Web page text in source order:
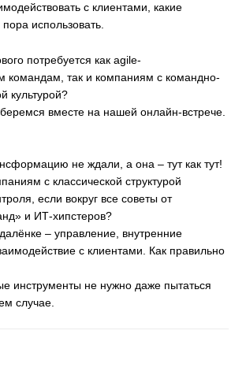
с клиентами, какие
использовать.
потребуется как agile-
командам, так и компаниям с командно-
культурой?
вместе на нашей онлайн-встрече.
не ждали, а она – тут как тут!
с классической структурой
если вокруг все советы от
и ИТ-хипстеров?
– управление, внутренние
с клиентами. Как правильно
инструменты не нужно даже пытаться
случае.